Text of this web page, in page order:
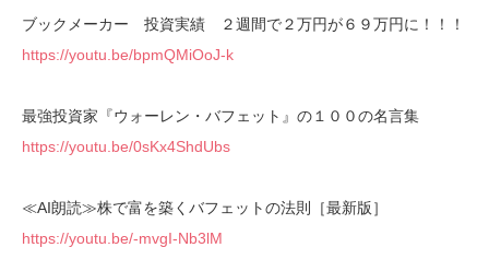
ブックメーカー 投資実績 ２週間で２万円が６９万円に！！！
https://youtu.be/bpmQMiOoJ-k
最強投資家『ウォーレン・バフェット』の１００の名言集
https://youtu.be/0sKx4ShdUbs
≪AI朗読≫株で富を築くバフェットの法則［最新版］
https://youtu.be/-mvgI-Nb3lM